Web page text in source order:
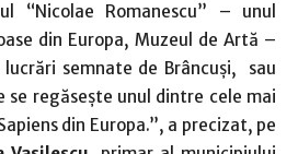
“Nicolae Romanescu” – unul
din Europa, Muzeul de Artă –
semnate de Brâncuși, sau
se regăsește unul dintre cele mai
din Europa.”, a precizat, pe